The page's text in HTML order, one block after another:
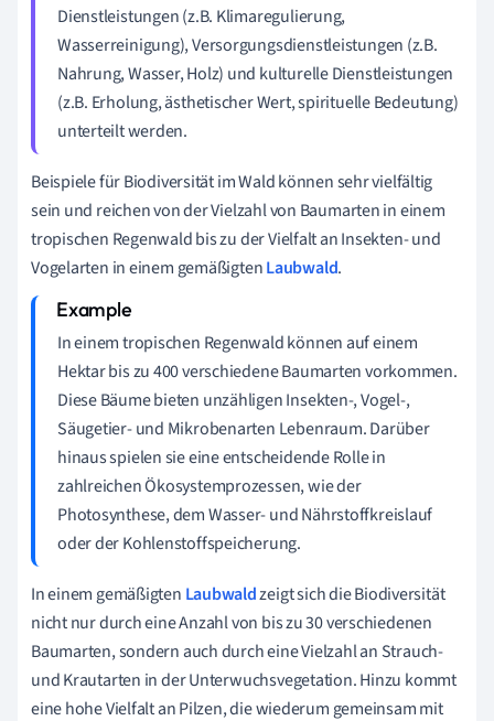
Dienstleistungen (z.B. Klimaregulierung,
Wasserreinigung), Versorgungsdienstleistungen (z.B.
Nahrung, Wasser, Holz) und kulturelle Dienstleistungen
(z.B. Erholung, ästhetischer Wert, spirituelle Bedeutung)
unterteilt werden.
Beispiele für Biodiversität im Wald können sehr vielfältig
sein und reichen von der Vielzahl von Baumarten in einem
tropischen Regenwald bis zu der Vielfalt an Insekten- und
Vogelarten in einem gemäßigtenLaubwald.
In einem tropischen Regenwald können auf einem
Hektar bis zu 400 verschiedene Baumarten vorkommen.
Diese Bäume bieten unzähligen Insekten-, Vogel-,
Säugetier- und Mikrobenarten Lebenraum. Darüber
hinaus spielen sie eine entscheidende Rolle in
zahlreichen Ökosystemprozessen, wie der
Photosynthese, dem Wasser- und Nährstoffkreislauf
oder der Kohlenstoffspeicherung.
In einem gemäßigten Laubwaldzeigt sich die Biodiversität
nicht nur durch eine Anzahl von bis zu 30 verschiedenen
Baumarten, sondern auch durch eine Vielzahl an Strauch-
und Krautarten in der Unterwuchsvegetation. Hinzu kommt
eine hohe Vielfalt an Pilzen, die wiederum gemeinsam mit